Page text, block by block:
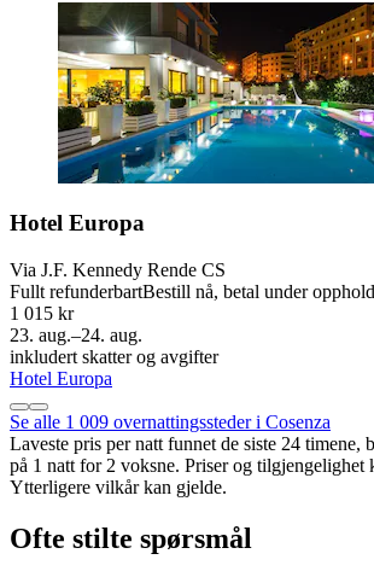
Hotel Europa
Via J.F. Kennedy Rende CS
Fullt refunderbartBestill nå, betal under
1 015 kr
23. aug.–24. aug.
inkludert skatter og avgifter
Hotel Europa
Se alle 1 009 overnattingssteder i Cosenza
Laveste pris per natt funnet de siste 24 timene,
på 1 natt for 2 voksne. Priser og tilgjengelighet
Ytterligere vilkår kan gjelde.
Ofte stilte spørsmål